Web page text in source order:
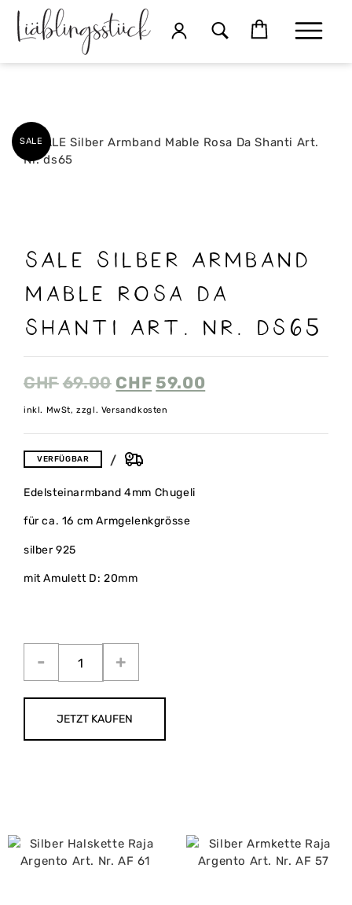
SALE
SALE Silber Armband
Mable Rosa Da
Shanti Art. Nr. ds65
CHF 69.00 CHF 59.00
inkl. MwSt, zzgl. Versandkosten
VERFÜGBAR
Edelsteinarmband 4mm Chugeli
für ca. 16 cm Armgelenkgrösse
silber 925
mit Amulett D: 20mm
JETZT KAUFEN